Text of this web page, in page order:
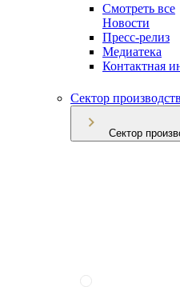
Смотреть все
Новости
Пресс-релиз
Медиатека
Контактная
Сектор
Сектор